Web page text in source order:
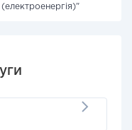
(електроенергія)"